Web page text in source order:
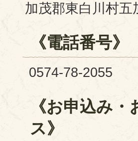
加茂郡東白川村五
《電話番号》
0574-78-2055
《お申込み
ス》